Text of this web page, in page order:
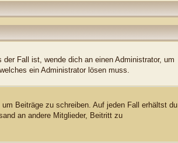
Fall ist, wende dich an einen Administrator, um
ein Administrator lösen muss.
Beiträge zu schreiben. Auf jeden Fall erhältst du
an andere Mitglieder, Beitritt zu